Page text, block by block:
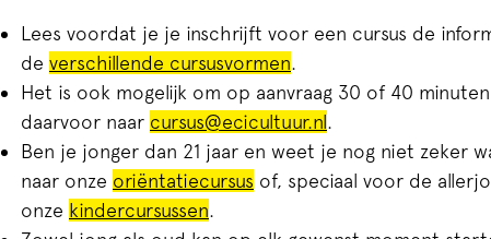
Lees voordat je je inschrijft voor een cursus de
de verschillende cursusvormen.
Het is ook mogelijk om op aanvraag 30 of 40
daarvoor naar cursus@ecicultuur.nl.
Ben je jonger dan 21 jaar en weet je nog niet zeker
naar onze oriëntatiecursus of, speciaal voor de
onze kindercursussen.